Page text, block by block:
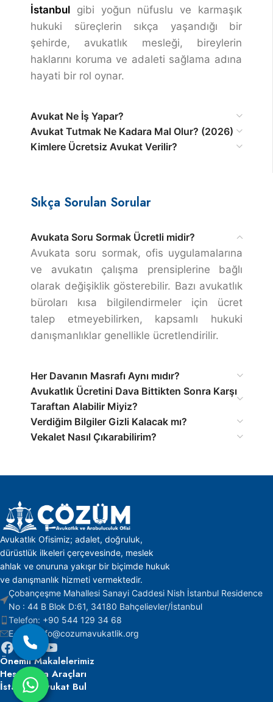
İstanbul gibi yoğun nüfuslu ve karmaşık
hukuki süreçlerin sıkça yaşandığı bir
şehirde, avukatlık mesleği, bireylerin
haklarını koruma ve adaleti sağlama adına
hayati bir rol oynar.
Avukat Ne İş Yapar?
Avukat Tutmak Ne Kadara Mal Olur? (2026)
Kimlere Ücretsiz Avukat Verilir?
Sıkça Sorulan Sorular
Avukata Soru Sormak Ücretli midir?
Avukata soru sormak, ofis uygulamalarına
ve avukatın çalışma prensiplerine bağlı
olarak değişiklik gösterebilir. Bazı avukatlık
büroları kısa bilgilendirmeler için ücret
talep etmeyebilirken, kapsamlı hukuki
danışmanlıklar genellikle ücretlendirilir.
Her Davanın Masrafı Aynı mıdır?
Avukatlık Ücretini Dava Bittikten Sonra Karşı
Taraftan Alabilir Miyiz?
Verdiğim Bilgiler Gizli Kalacak mı?
Vekalet Nasıl Çıkarabilirim?
Avukatlık Ofisimiz; adalet, doğruluk,
dürüstlük ilkeleri çerçevesinde, meslek
ahlak ve onuruna yakışır bir biçimde hukuk
ve danışmanlık hizmeti vermektedir.
Çobançeşme Mahallesi Sanayi Caddesi Nish İstanbul Residence
No : 44 B Blok D:61, 34180 Bahçelievler/İstanbul
Telefon: +90 544 129 34 68
E-mail:
info@cozumavukatlik.org
ÖnemliMakalelerimiz
Hesaplama Araçları
İstanbul Avukat Bul